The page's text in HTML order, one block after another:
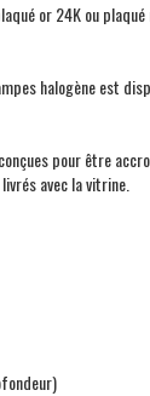
or 24K ou
halogène est
pour être
avec la vitrine.